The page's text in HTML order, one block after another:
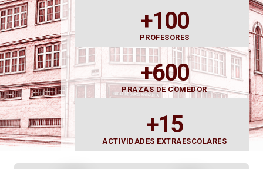
+100
PROFESORES
+600
PRAZAS DE COMEDOR
+15
ACTIVIDADES EXTRAESCOLARES